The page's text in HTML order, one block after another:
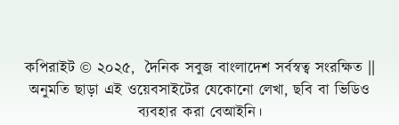
কপিরাইট © ২০২৫, দৈনিক সবুজ বাংলাদেশ সর্বস্বত্ব সংরক্ষিত ||
অনুমতি ছাড়া এই ওয়েবসাইটের যেকোনো লেখা, ছবি বা ভিডিও
ব্যবহার করা বেআইনি।